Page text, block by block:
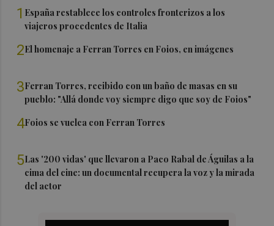
1 España restablece los controles fronterizos a los
viajeros procedentes de Italia
2El homenaje a Ferran Torres en Foios, en imágenes
3Ferran Torres, recibido con un baño de masas en su
pueblo: "Allá donde voy siempre digo que soy de Foios"
4Foios se vuelca con Ferran Torres
5Las '200 vidas' que llevaron a Paco Rabal de Águilas a la
cima del cine: un documental recupera la voz y la mirada
del actor